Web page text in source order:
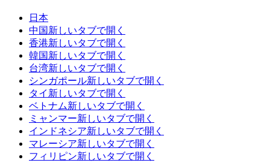
日本
中国新しいタブで開く
香港新しいタブで開く
韓国新しいタブで開く
台湾新しいタブで開く
シンガポール新しいタブで開く
タイ 新しいタブで開く
ベトナム新しいタブで開く
ミャンマー新しいタブで開く
インドネシア新しいタブで開く
マレーシア新しいタブで開く
フィリピン新しいタブで開く